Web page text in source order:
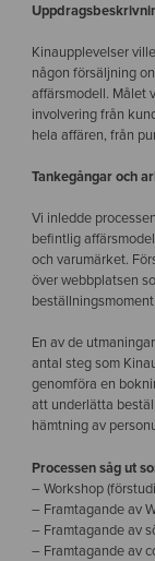
Kinaupplevelser
någon försäljning
affärsmodell. Målet
involvering från
hela affären, från
Tankegångar och
Vi inledde
befintlig
och varumärket.
över webbplatsen
En av de
antal steg som
genomföra en
att underlätta
hämtning av
Processen såg ut
– Workshop
– Framtagande av
– Framtagande av
– Framtagande av